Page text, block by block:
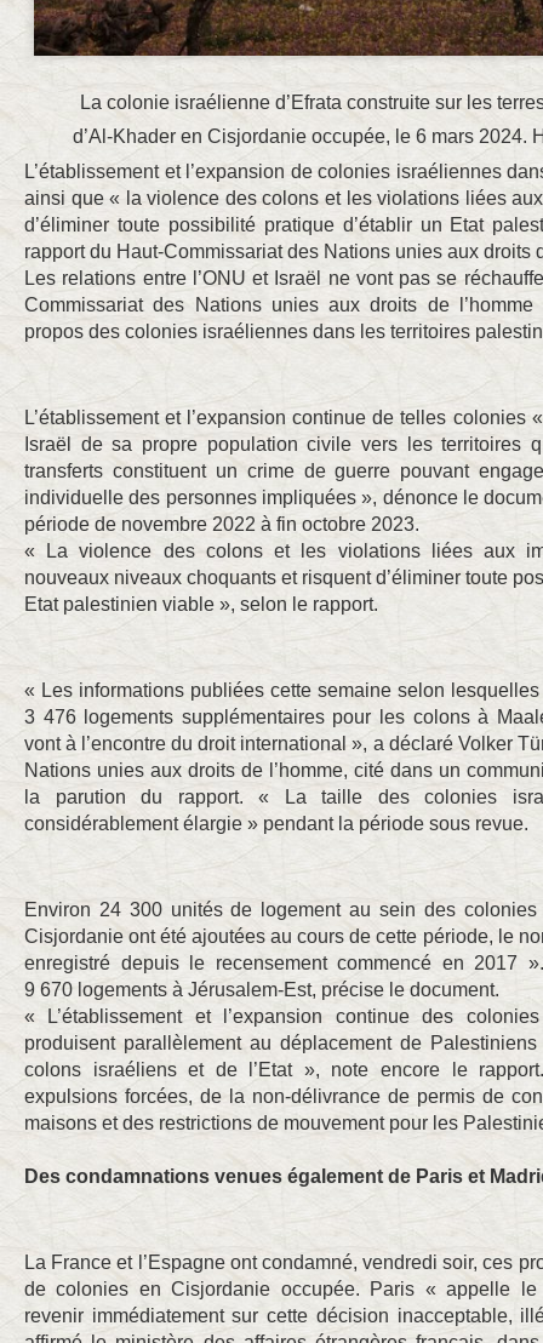
La colonie israélienne d’Efrata construite sur les
d’Al-Khader en Cisjordanie occupée, le 6 mars 2024.
L’établissement et l’expansion de colonies israéliennes
ainsi que « la violence des colons et les violations liées
d’éliminer toute possibilité pratique d’établir un Etat
rapport du Haut-Commissariat des Nations unies aux droits
Les relations entre l’ONU et Israël ne vont pas se
Commissariat des Nations unies aux droits de
propos des colonies israéliennes dans les territoires
L’établissement et l’expansion continue de telles colonies
Israël de sa propre population civile vers les territoires
transferts constituent un crime de guerre pouvant
individuelle des personnes impliquées », dénonce le
période de novembre 2022 à fin octobre 2023.
« La violence des colons et les violations liées aux
nouveaux niveaux choquants et risquent d’éliminer toute
Etat palestinien viable », selon le rapport.
« Les informations publiées cette semaine selon
3 476 logements supplémentaires pour les colons à
vont à l’encontre du droit international », a déclaré Volker
Nations unies aux droits de l’homme, cité dans un
la parution du rapport. « La taille des colonies
considérablement élargie » pendant la période sous revue.
Environ 24 300 unités de logement au sein des
Cisjordanie ont été ajoutées au cours de cette période, le
enregistré depuis le recensement commencé en 2017
9 670 logements à Jérusalem-Est, précise le document.
« L’établissement et l’expansion continue des
produisent parallèlement au déplacement de
colons israéliens et de l’Etat », note encore le
expulsions forcées, de la non-délivrance de permis de
maisons et des restrictions de mouvement pour les
Des condamnations venues également de Paris et
La France et l’Espagne ont condamné, vendredi soir, ces
de colonies en Cisjordanie occupée. Paris « appelle le
revenir immédiatement sur cette décision inacceptable,